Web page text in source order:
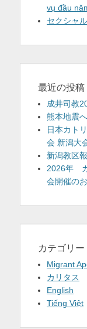
vụ đầu
セクシャ
最近の投稿
成井司教
熊本地震
日本カト
会 新潟大
新潟教区
2026年
会開催の
カテゴリー
Migrant
カリタス
English
Tiếng Việt